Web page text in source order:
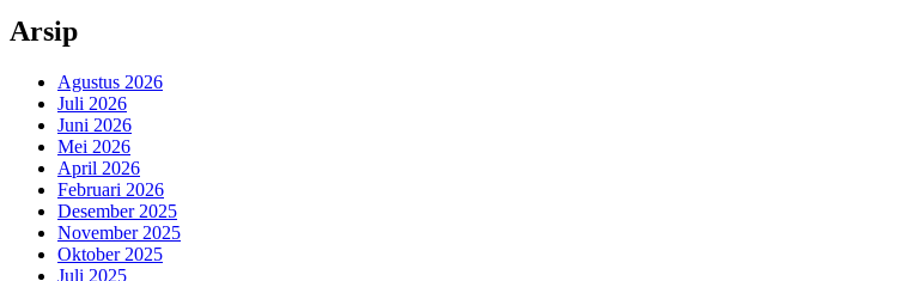
Arsip
Agustus 2026
Juli 2026
Juni 2026
Mei 2026
April 2026
Februari 2026
Desember 2025
November 2025
Oktober 2025
Juli 2025